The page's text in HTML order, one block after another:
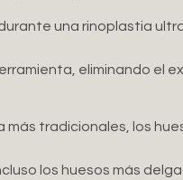
una rinoplastia
eliminando el
más tradicionales, los
los huesos más